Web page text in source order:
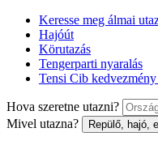
Keresse meg álmai
Hajóút
Körutazás
Tengerparti nyaralás
Tensi Cib kedvezmény
Hova szeretne utazni?
Mivel utazna?
Repülő, hajó,